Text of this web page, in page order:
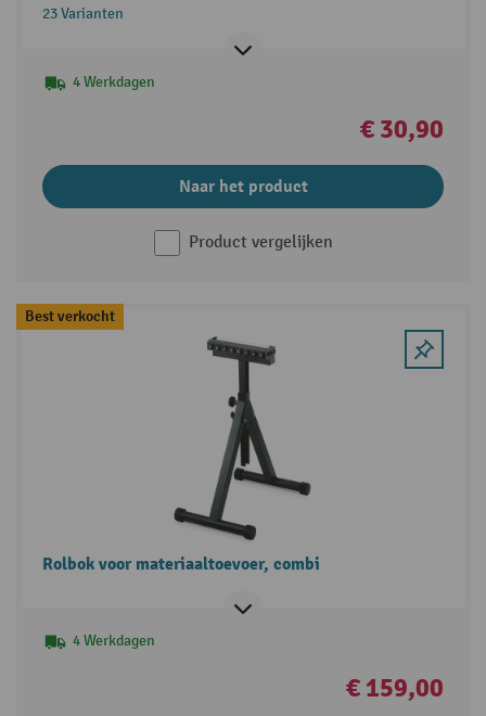
23 Varianten
4 Werkdagen
€ 30,90
Naar het product
Product vergelijken
Best verkocht
Rolbok voor materiaaltoevoer, combi
4 Werkdagen
€ 159,00